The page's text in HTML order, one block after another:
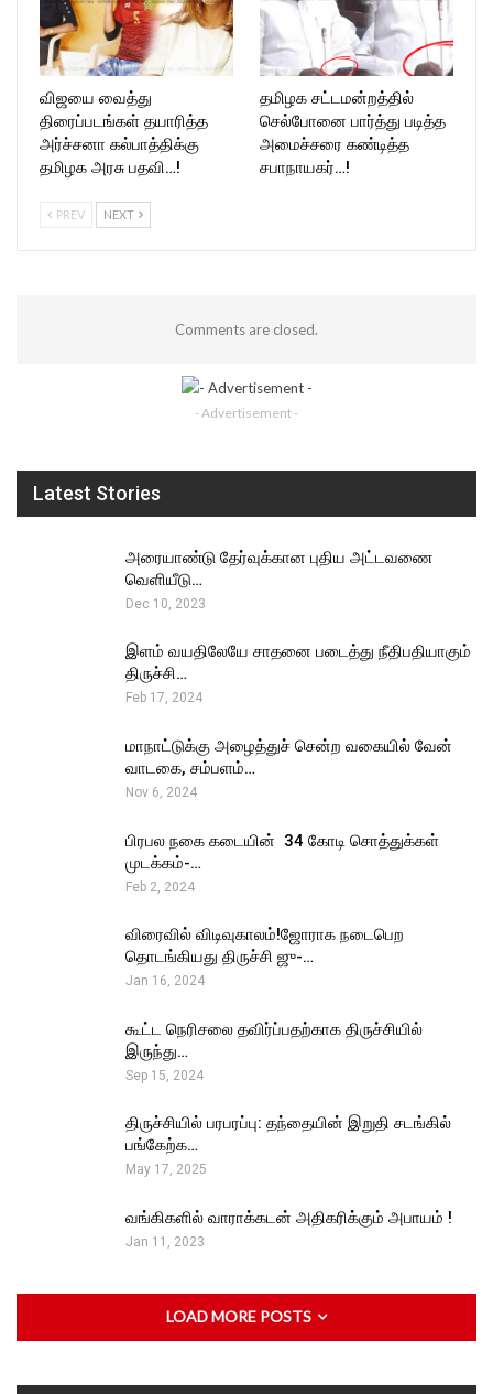
விஜயை வைத்து
திரைப்படங்கள் தயாரித்த
அர்ச்சனா கல்பாத்திக்கு
தமிழக அரசு பதவி…!
தமிழக சட்டமன்றத்தில்
செல்போனை பார்த்து படித்த
அமைச்சரை கண்டித்த
சபாநாயகர்…!
PREV NEXT
Comments are closed.
- Advertisement -
Latest Stories
அரையாண்டு தேர்வுக்கான புதிய அட்டவணை
வெளியீடு…
Dec 10, 2023
இளம் வயதிலேயே சாதனை படைத்து நீதிபதியாகும்
திருச்சி…
Feb 17, 2024
மாநாட்டுக்கு அழைத்துச் சென்ற வகையில் வேன்
வாடகை, சம்பளம்…
Nov 6, 2024
பிரபல நகை கடையின் ₹ 34 கோடி சொத்துக்கள்
முடக்கம்-…
Feb 2, 2024
விரைவில் விடிவுகாலம்!ஜோராக நடைபெற
தொடங்கியது திருச்சி ஜு-…
Jan 16, 2024
கூட்ட நெரிசலை தவிர்ப்பதற்காக திருச்சியில்
இருந்து…
Sep 15, 2024
திருச்சியில் பரபரப்பு: தந்தையின் இறுதி சடங்கில்
பங்கேற்க…
May 17, 2025
வங்கிகளில் வாராக்கடன் அதிகரிக்கும் அபாயம் !
Jan 11, 2023
LOAD MORE POSTS